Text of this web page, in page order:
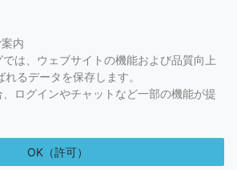
banner
内
は、ウェブサイトの機能および品質向上
るデータを保存します。
ログインやチャットなど一部の機能が提
OK（許可）
ゲン
【臨床検査】 7時限目
【臨床検査】 2時限目